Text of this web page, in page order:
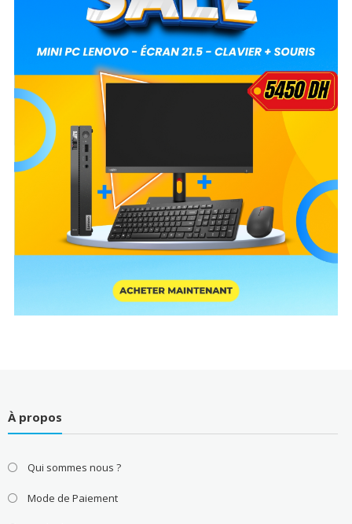
À propos
Qui sommes nous ?
Mode de Paiement